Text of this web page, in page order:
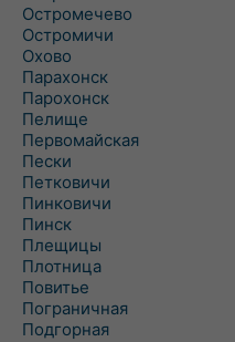
Остромечево
Остромичи
Охово
Парахонск
Парохонск
Пелище
Первомайская
Пески
Петковичи
Пинковичи
Пинск
Плещицы
Плотница
Повитье
Пограничная
Подгорная